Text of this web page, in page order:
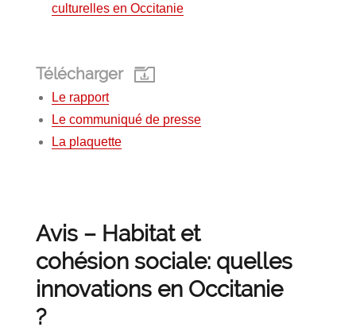
culturelles en Occitanie
Télécharger
Le rapport
Le communiqué de presse
La plaquette
Avis – Habitat et
cohésion sociale: quelles
innovations en Occitanie
?